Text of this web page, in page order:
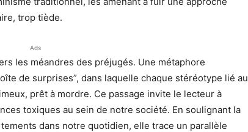
trop tiède.
Ads
les méandres des préjugés. Une métaphore
de surprises”, dans laquelle chaque stéréotype lié au
prêt à mordre. Ce passage invite le lecteur à
toxiques au sein de notre société. En soulignant la
dans notre quotidien, elle trace un parallèle